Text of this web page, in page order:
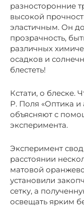
разносторонние
высокой
эластичным. Он
прозрачность,
различных
осадков и
блестеть!
Кстати, о блеске.
Р. Поля «Оптика и
объясняют с
эксперимента.
Эксперимент
расстоянии
матовой
установили
сетку, а
освещать ярким